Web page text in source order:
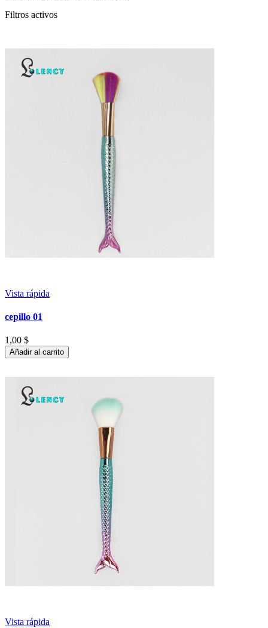
Filtros activos
Vista rápida
cepillo 01
1,00 $
Añadir al carrito
Vista rápida